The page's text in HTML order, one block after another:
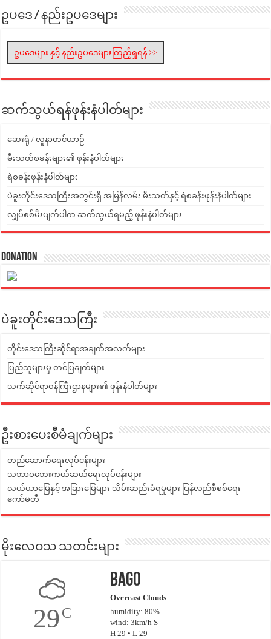
ဥပဒေ / နည်းဥပဒေများ
ဥပဒေများ နှင့် နည်းဥပဒေများကြည့်ရှုရန် >>
ဆက်သွယ်ရန်ဖုန်းနံပါတ်များ
ဆေးရုံ / လူနာတင်ယာဉ်
မီးသတ်စခန်းများ၏ ဖုန်းနံပါတ်များ
ရဲစခန်းဖုန်းနံပါတ်များ
ပဲခူးတိုင်းဒေသကြီးအတွင်းရှိ အမြန်လမ်း မီးသတ်နှင့် ရဲစခန်းဖုန်းနံပါတ်များ
လျှပ်စစ်မီးပျက်ပါက ဆက်သွယ်ရမည့် ဖုန်းနံပါတ်များ
Donation
ပဲခူးတိုင်းဒေသကြီး
တိုင်းဒေသကြီးဆိုင်ရာအချက်အလက်များ
ပြည်သူများမှ တင်ပြချက်များ
သက်ဆိုင်ရာဝန်ကြီးဌာနများ၏ ဖုန်းနံပါတ်များ
ဦးစားပေးစီမံချက်များ
တည်ဆောက်ရေးလုပ်ငန်းများ
သဘာဝဘေးကယ်ဆယ်ရေးလုပ်ငန်းများ
လယ်ယာမြေနှင့် အခြားမြေများ သိမ်းဆည်းခံရမှုများ ပြန်လည်စီစစ်ရေး
ကော်မတီ
မိုးလေဝသ သတင်းများ
29C
Bago
Overcast Clouds
humidity: 80%
wind: 3km/h S
H 29 • L 29